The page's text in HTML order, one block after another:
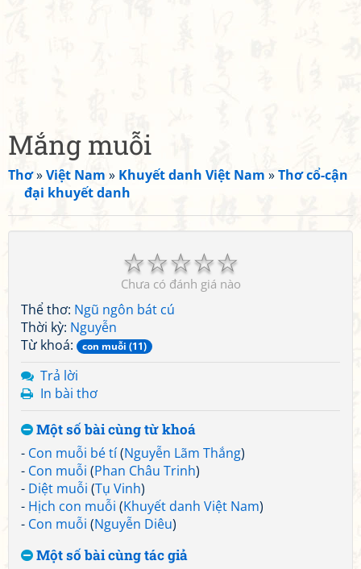
Mắng muỗi
Thơ»Việt Nam » Khuyết danh Việt Nam »Thơ cổ-cận
đại khuyết danh
☆
☆
☆
☆
☆
Chưa có đánh giá nào
Thể thơ: Ngũ ngôn bát cú
Thời kỳ: Nguyễn
Từ khoá:
con muỗi (11)
Trả lời
In bài thơ
Một số bài cùng từ khoá
- Con muỗi bé tí(Nguyễn Lãm Thắng)
- Con muỗi (Phan Châu Trinh)
- Diệt muỗi (Tụ Vinh)
- Hịch con muỗi (Khuyết danh Việt Nam)
- Con muỗi (Nguyễn Diêu)
Một số bài cùng tác giả